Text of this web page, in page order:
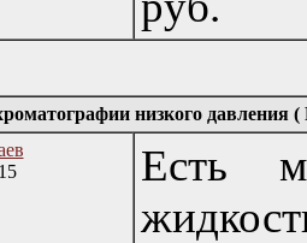
низкого давления (
Есть